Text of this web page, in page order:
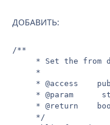
ДОБАВИТЬ:
/**